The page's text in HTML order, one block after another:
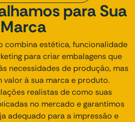
para Sua
Marca
combina estética, funcionalidade
para criar embalagens que
necessidades de produção, mas
valor à sua marca e produto.
realistas de como suas
no mercado e garantimos
adequado para a impressão e